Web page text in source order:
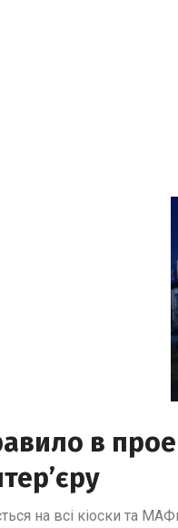
в
на всі кіоски та